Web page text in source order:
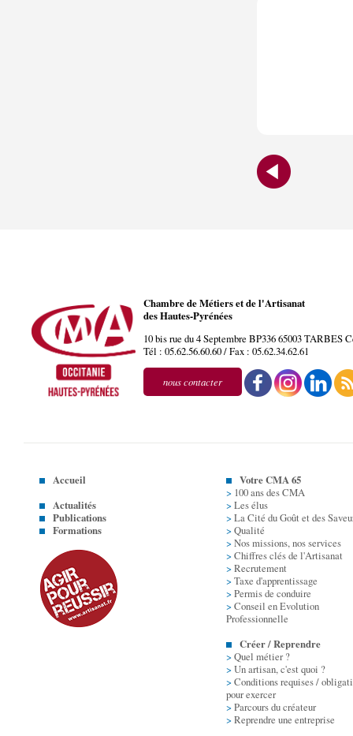
Chambre de Métiers et de l'Artisanat
des Hautes-Pyrénées
10 bis rue du 4 Septembre BP33665003TARBES
Tél : 05.62.56.60.60/ Fax : 05.62.34.62.61
nous contacter
Accueil
Actualités
Publications
Formations
Votre CMA 65
> 100 ans des CMA
> Les élus
> La Cité du Goût et des
> Qualité
> Nos missions, nos services
> Chiffres clés de l'Artisanat
> Recrutement
> Taxe d'apprentissage
> Permis de conduire
> Conseil en Evolution
Professionnelle
Créer / Reprendre
> Quel métier ?
> Un artisan, c'est quoi ?
> Conditions requises /
pour exercer
> Parcours du créateur
> Reprendre une entreprise